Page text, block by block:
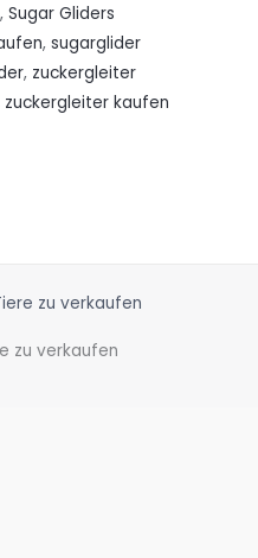
, Sugar Gliders
, sugarglider
, zuckergleiter
zuckergleiter kaufen
zu verkaufen
zu verkaufen